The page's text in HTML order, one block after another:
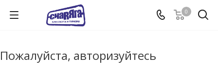
0
Пожалуйста, авторизуйтесь